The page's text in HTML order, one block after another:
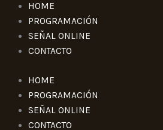
HOME
PROGRAMACIÓN
SEÑAL ONLINE
CONTACTO
HOME
PROGRAMACIÓN
SEÑAL ONLINE
CONTACTO